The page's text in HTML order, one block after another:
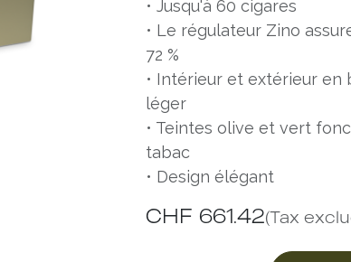
• Jusqu'à 60 cigares
• Le régulateur Zino
72 %
• Intérieur et extérieur en
léger
• Teintes olive et vert
tabac
• Design élégant
CHF 661.42(Tax